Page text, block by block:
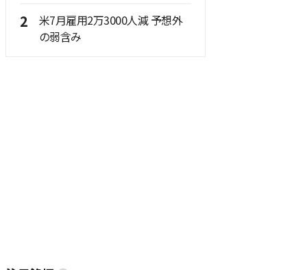
2
米7月雇用2万3000人減 予想外
の弱含み